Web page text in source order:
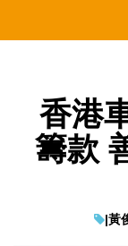
香港
籌款
|黃